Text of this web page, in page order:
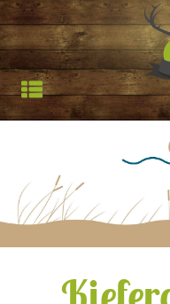
HOCHSTAND
STARTSEITE